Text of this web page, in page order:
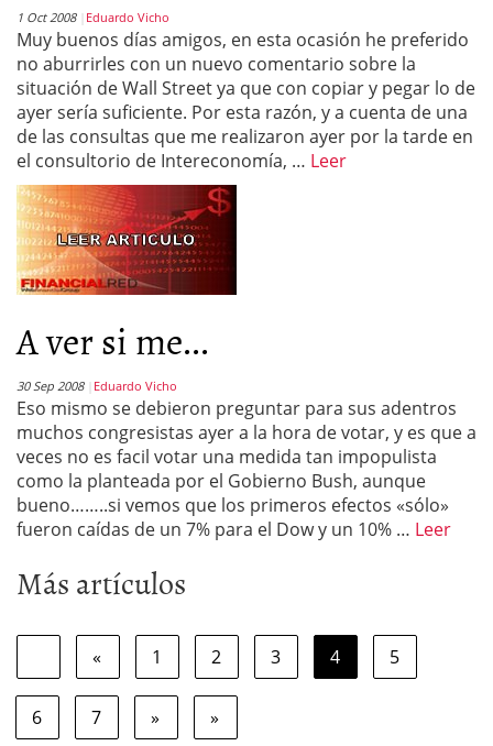
1 Oct 2008 Eduardo Vicho
Muy buenos días amigos, en esta ocasión he preferido
no aburrirles con un nuevo comentario sobre la
situación de Wall Street ya que con copiar y pegar lo de
ayer sería suficiente. Por esta razón, y a cuenta de una
de las consultas que me realizaron ayer por la tarde en
el consultorio de Intereconomía, … Leer
A ver si me...
30 Sep 2008 Eduardo Vicho
Eso mismo se debieron preguntar para sus adentros
muchos congresistas ayer a la hora de votar, y es que a
veces no es facil votar una medida tan impopulista
como la planteada por el Gobierno Bush, aunque
bueno……..si vemos que los primeros efectos «sólo»
fueron caídas de un 7% para el Dow y un 10% … Leer
Más artículos
« 1 2 3 4 5
6 7 » »